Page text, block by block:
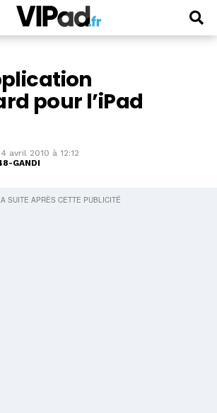
pour l’iPad
avril 2010 à 12:12
GANDI